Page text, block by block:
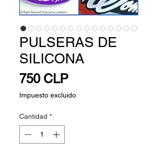
PULSERAS DE
SILICONA
750 CLPPrecio
Impuesto excluido
Cantidad *